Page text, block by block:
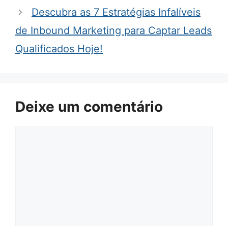
Descubra as 7 Estratégias Infalíveis
de Inbound Marketing para Captar Leads
Qualificados Hoje!
Deixe um comentário